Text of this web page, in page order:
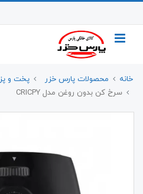
خانه محصولات پارس خزر پخت و پز
سرخ کن بدون روغن مدل CRICPY